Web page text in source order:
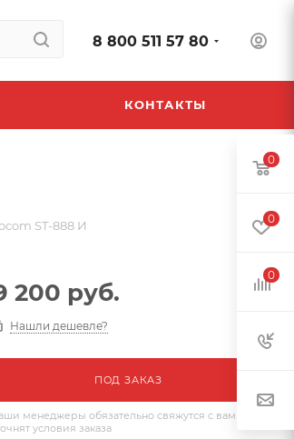
8 800 511 57 80
КОНТАКТЫ
ST-888 И
200 руб.
Нашли дешевле?
ПОД ЗАКАЗ
менеджеры обязательно свяжутся с вами и
условия заказа
0
0
0